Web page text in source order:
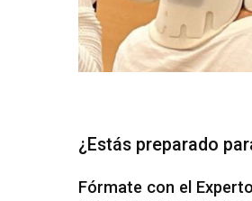
¿Estás preparado
Fórmate con el